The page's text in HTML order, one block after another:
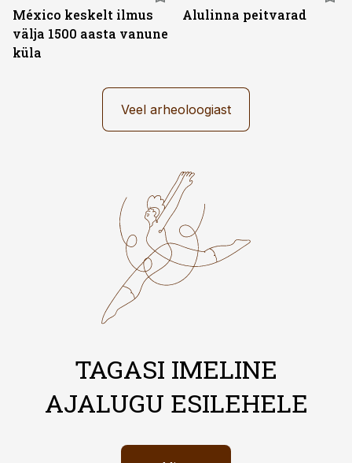
México keskelt ilmus
välja 1500 aasta vanune
küla
Alulinna peitvarad
Veel arheoloogiast
TAGASI IMELINE
AJALUGU ESILEHELE